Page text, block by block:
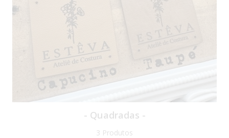
- Quadradas -
3 Produtos